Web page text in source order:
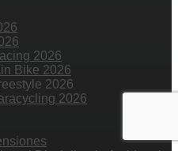
2026
Bike 2026
2026
2026